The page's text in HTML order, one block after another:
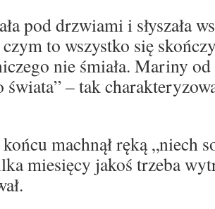
pod drzwiami i słyszała
czym to wszystko się
nie śmiała. Mariny
świata” – tak
machnął ręką „niech
miesięcy jakoś trzeba